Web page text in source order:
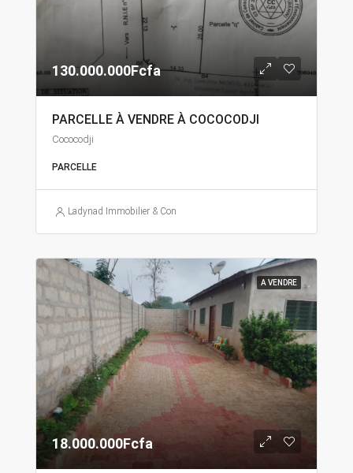
130.000.000Fcfa
PARCELLE À VENDRE À COCOCODJI
Cococodji
PARCELLE
Ladynad Immobilier & Construction
A VENDRE
18.000.000Fcfa